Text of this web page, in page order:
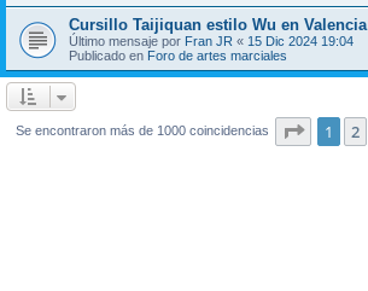
Cursillo Taijiquan estilo Wu en Valencia
Último mensaje por Fran JR « 15 Dic 2024 19:04
Publicado en Foro de artes marciales
Se encontraron más de 1000 coincidencias Página
1 2